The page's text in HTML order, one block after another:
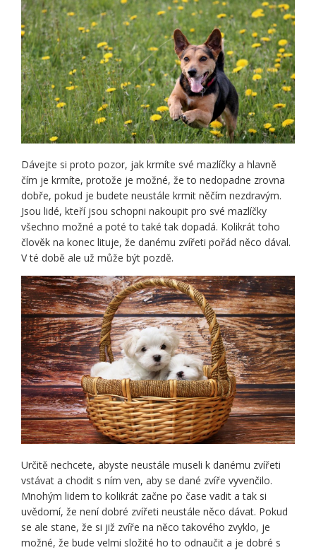
Dávejte si proto pozor, jak krmíte své mazlíčky a hlavně
čím je krmíte, protože je možné, že to nedopadne zrovna
dobře, pokud je budete neustále krmit něčím nezdravým.
Jsou lidé, kteří jsou schopni nakoupit pro své mazlíčky
všechno možné a poté to také tak dopadá. Kolikrát toho
člověk na konec lituje, že danému zvířeti pořád něco dával.
V té době ale už může být pozdě.
Určitě nechcete, abyste neustále museli k danému zvířeti
vstávat a chodit s ním ven, aby se dané zvíře vyvenčilo.
Mnohým lidem to kolikrát začne po čase vadit a tak si
uvědomí, že není dobré zvířeti neustále něco dávat. Pokud
se ale stane, že si již zvíře na něco takového zvyklo, je
možné, že bude velmi složité ho to odnaučit a je dobré s